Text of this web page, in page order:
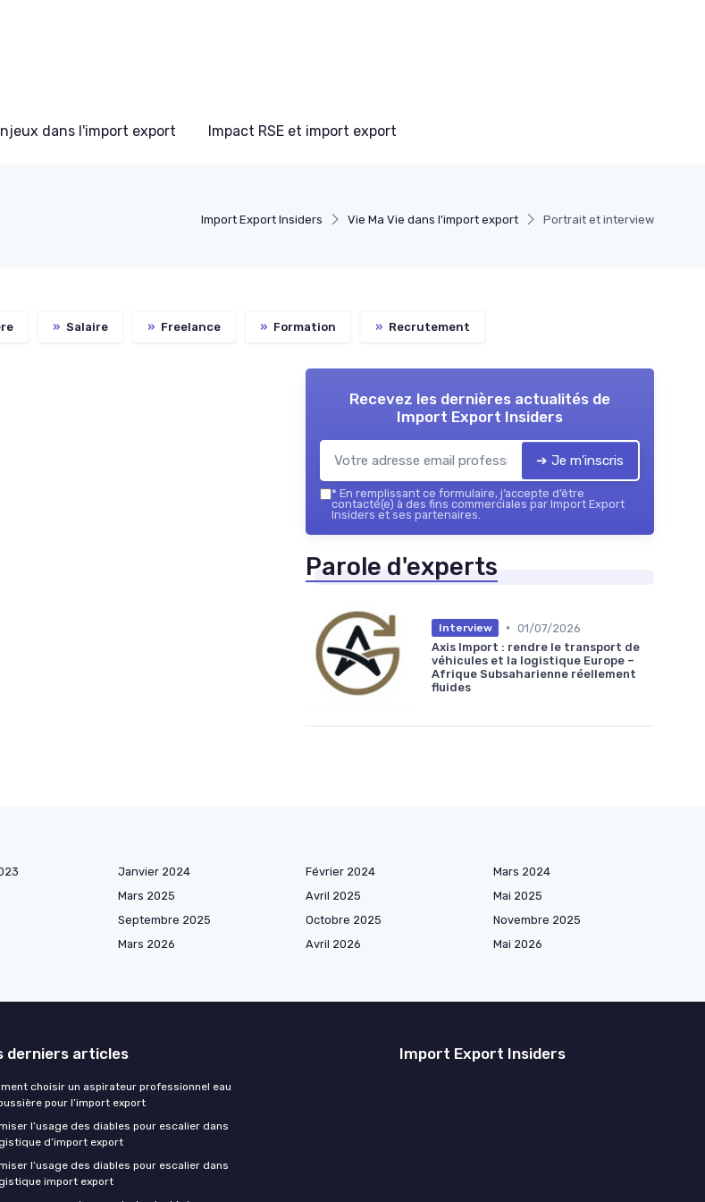
dans l'import export Impact RSE et import export
Import Export Insiders Vie Ma Vie dans l'import export Portrait et interview
» Salaire » Freelance » Formation » Recrutement
Recevez les dernières actualités de
Import Export Insiders
➔ Je m'inscris
* En remplissant ce formulaire, j’accepte d’être
contacté(e) à des fins commerciales par Import Export
Insiders et ses partenaires.
Parole d'experts
Interview • 01/07/2026
Axis Import : rendre le transport de
véhicules et la logistique Europe –
Afrique Subsaharienne réellement
fluides
Janvier 2024 Février 2024
Mars 2024
Mars 2025 Avril 2025
Mai 2025
Septembre 2025 Octobre 2025
Novembre 2025
Mars 2026 Avril 2026
Mai 2026
derniers articles
choisir un aspirateur professionnel eau
pour l’import export
l’usage des diables pour escalier dans
d’import export
l’usage des diables pour escalier dans
import export
Import Export Insiders